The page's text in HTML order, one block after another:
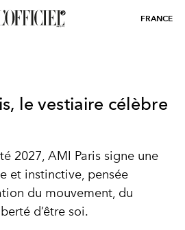
FRANCE
le vestiaire célèbre
2027, AMI Paris signe une
et instinctive, pensée
du mouvement, du
d’être soi.